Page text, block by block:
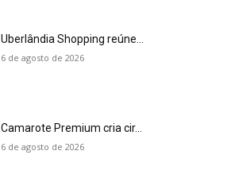
Uberlândia Shopping reúne...
6 de agosto de 2026
Camarote Premium cria cir...
6 de agosto de 2026